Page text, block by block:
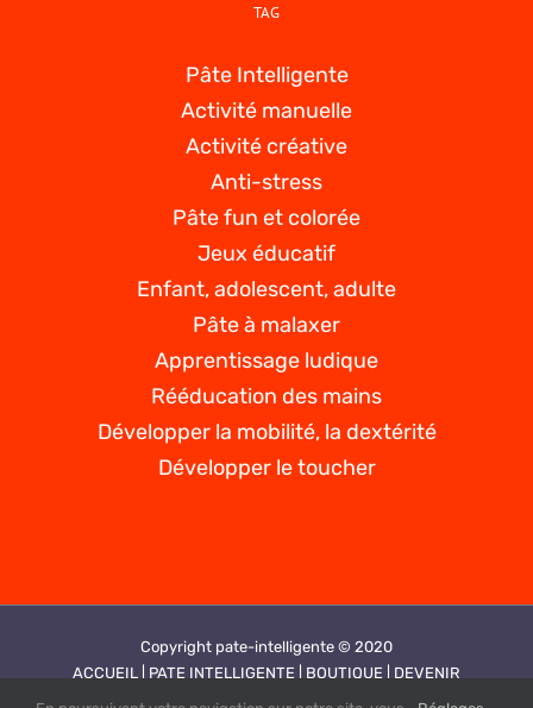
TAG
Pâte Intelligente
Activité manuelle
Activité créative
Anti-stress
Pâte fun et colorée
Jeux éducatif
Enfant, adolescent, adulte
Pâte à malaxer
Apprentissage ludique
Rééducation des mains
Développer la mobilité, la dextérité
Développer le toucher
Copyright pate-intelligente © 2020
ACCUEIL | PATE INTELLIGENTE | BOUTIQUE | DEVENIR
REVENDEUR |
CONTACT | PLAN DE SITE | MENTIONS